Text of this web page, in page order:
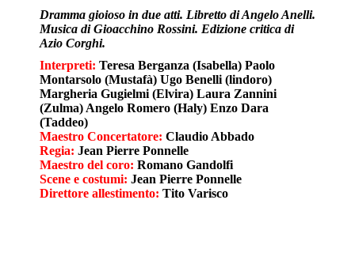
Dramma gioioso in due atti. Libretto di Angelo Anelli.
Musica di Gioacchino Rossini. Edizione critica di
Azio Corghi.
Interpreti: Teresa Berganza (Isabella) Paolo
Montarsolo (Mustafà) Ugo Benelli (lindoro)
Margheria Gugielmi (Elvira) Laura Zannini
(Zulma) Angelo Romero (Haly) Enzo Dara
(Taddeo)
Maestro Concertatore: Claudio Abbado
Regia: Jean Pierre Ponnelle
Maestro del coro: Romano Gandolfi
Scene e costumi: Jean Pierre Ponnelle
Direttore allestimento: Tito Varisco